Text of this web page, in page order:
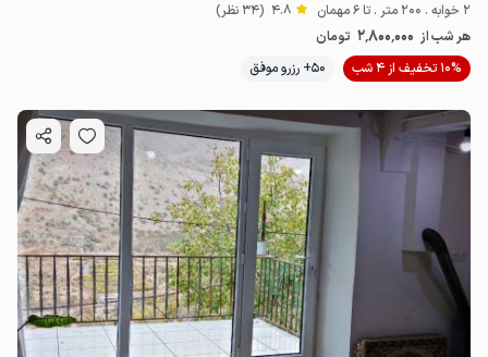
2 خوابه . 200 متر . تا 6 مهمان 4.8 (34 نظر)
هر شب از 2٬800٬000 تومان
10% تخفیف از 4 شب
50+ رزرو موفق